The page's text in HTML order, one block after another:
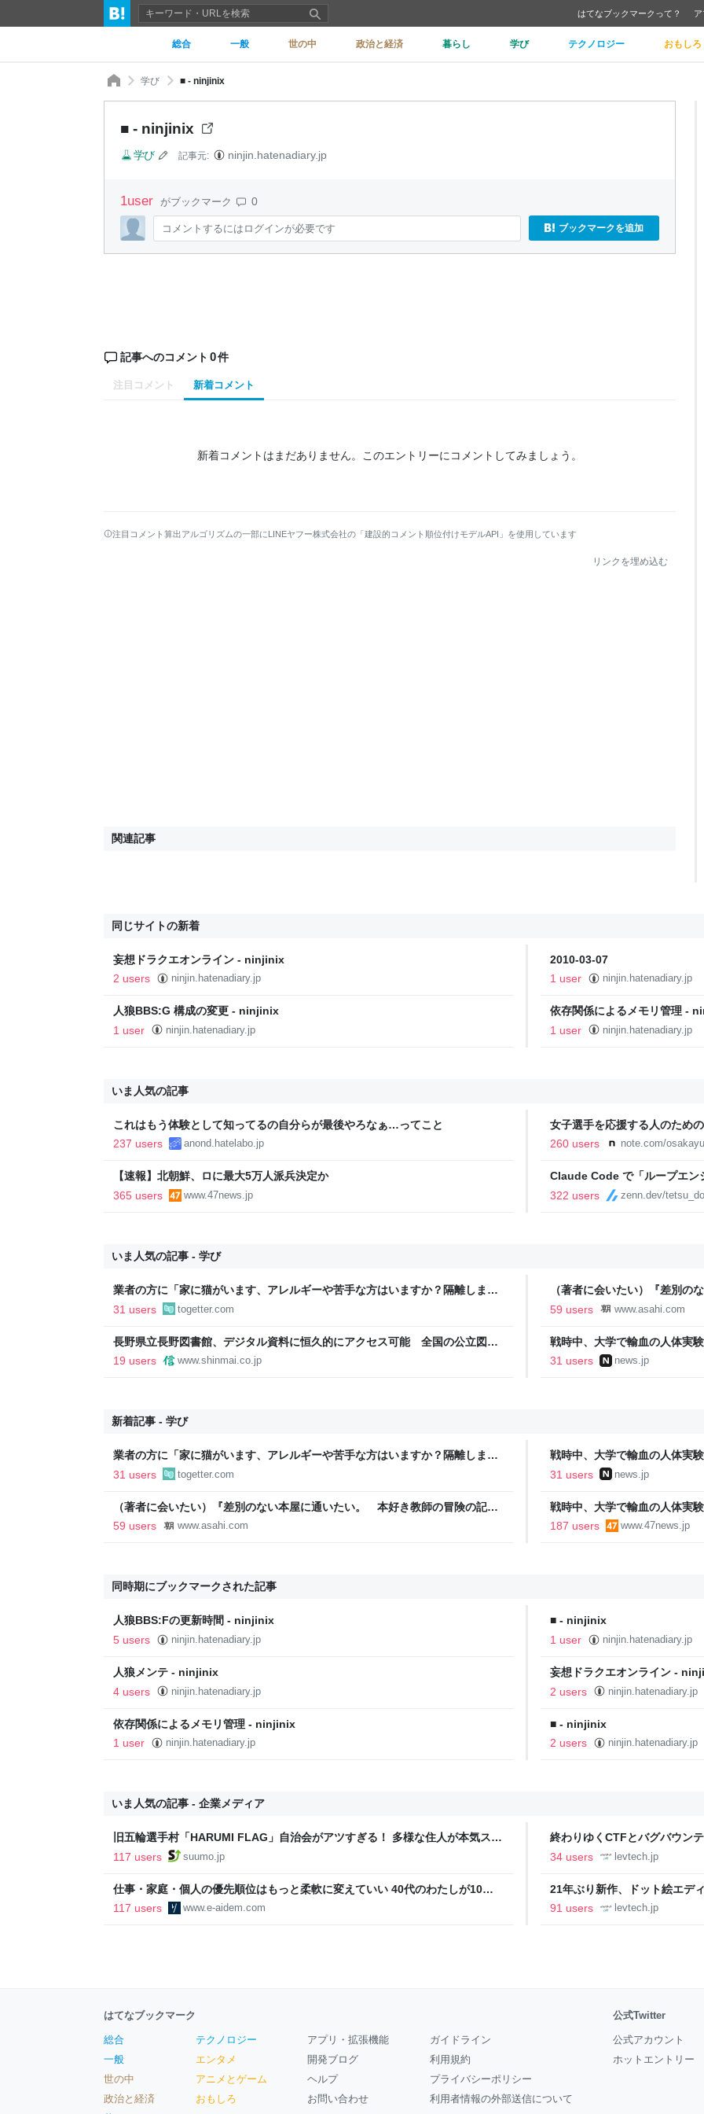
はてなブックマークって？
総合 一般 世の中 政治と経済 暮らし 学び テクノロジー おもしろ
学び ■ - ninjinix
■ - ninjinix
学び 記事元: ninjin.hatenadiary.jp
1user がブックマーク 0
コメントするにはログインが必要です ブックマークを追加
記事へのコメント 0件
注目コメント 新着コメント
新着コメントはまだありません。 このエントリーにコメントしてみましょう。
注目コメント算出アルゴリズムの一部にLINEヤフー株式会社の「建設的コメント順位付けモデルAPI」を使用しています
リンクを埋め込む
関連記事
同じサイトの新着
妄想ドラクエオンライン - ninjinix
2 users
ninjin.hatenadiary.jp
2010-03-07
1 user
ninjin.hatenadiary.jp
人狼BBS:G 構成の変更 - ninjinix
1 user
ninjin.hatenadiary.jp
依存関係によるメモリ管理 -
1 user
ninjin.hatenadiary.jp
いま人気の記事
これはもう体験として知ってるの自分らが最後やろなぁ…ってこと
237 users
anond.hatelabo.jp
女子選手を応援する人のため
YURU KOSAL:TETSUYA
260 users note.com/
【速報】北朝鮮、ロに最大5万人派兵決定か
365 users
www.47news.jp
Claude Code で「ループエン
322 users
zenn.dev/
いま人気の記事 - 学び
業者の方に「家に猫がいます、アレルギーや苦手な方はいますか？隔離します
か？」と尋ねたら「厳選します」という返答が来た
31 users togetter.com
（著者に会いたい）『差別
録』 仲川啓介さん：朝日新聞
59 users www.asahi.com
長野県立長野図書館、デジタル資料に恒久的にアクセス可能 全国の公立図書
館初｜信濃毎日新聞デジタル 信州・長野県のニュースサイト
19 users www.shinmai.co.jp
戦時中、大学で輸血の人体実
31 users
news.jp
新着記事 - 学び
業者の方に「家に猫がいます、アレルギーや苦手な方はいますか？隔離します
か？」と尋ねたら「厳選します」という返答が来た
31 users togetter.com
戦時中、大学で輸血の人体実
31 users
news.jp
（著者に会いたい）『差別のない本屋に通いたい。 本好き教師の冒険の記
録』 仲川啓介さん：朝日新聞
59 users www.asahi.com
戦時中、大学で輸血の人体実
187 users
www.47news.jp
同時期にブックマークされた記事
人狼BBS:Fの更新時間 - ninjinix
5 users
ninjin.hatenadiary.jp
■ - ninjinix
1 user
ninjin.hatenadiary.jp
人狼メンテ - ninjinix
4 users
ninjin.hatenadiary.jp
妄想ドラクエオンライン -
2 users
ninjin.hatenadiary.jp
依存関係によるメモリ管理 - ninjinix
1 user
ninjin.hatenadiary.jp
■ - ninjinix
2 users
ninjin.hatenadiary.jp
いま人気の記事 - 企業メディア
旧五輪選手村「HARUMI FLAG」自治会がアツすぎる！ 多様な住人が本気スキ
ルで挑む、盆踊り2万人集客や交通改善など“街の価値向上”戦略 東京・中央
117 users suumo.jp
終わりゆくCTFとバグバウン
ること【フォーカス】 - レバ
34 users levtech.jp
仕事・家庭・個人の優先順位はもっと柔軟に変えていい 40代のわたしが10年
後の自分に伝えたいこと - りっすん by イーアイデム
117 users www.e-aidem.com
21年ぶり新作、ドット絵エデ
ついて作者に聞く【フォーカ
91 users levtech.jp
はてなブックマーク
総合
一般
世の中
政治と経済
テクノロジー
エンタメ
アニメとゲーム
おもしろ
アプリ・拡張機能
開発ブログ
ヘルプ
お問い合わせ
ガイドライン
利用規約
プライバシーポリシー
利用者情報の外部送信について
公式Twitter
公式アカウント
ホットエントリー